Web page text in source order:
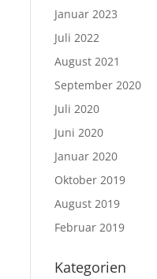
Januar 2023
Juli 2022
August 2021
September 2020
Juli 2020
Juni 2020
Januar 2020
Oktober 2019
August 2019
Februar 2019
Kategorien